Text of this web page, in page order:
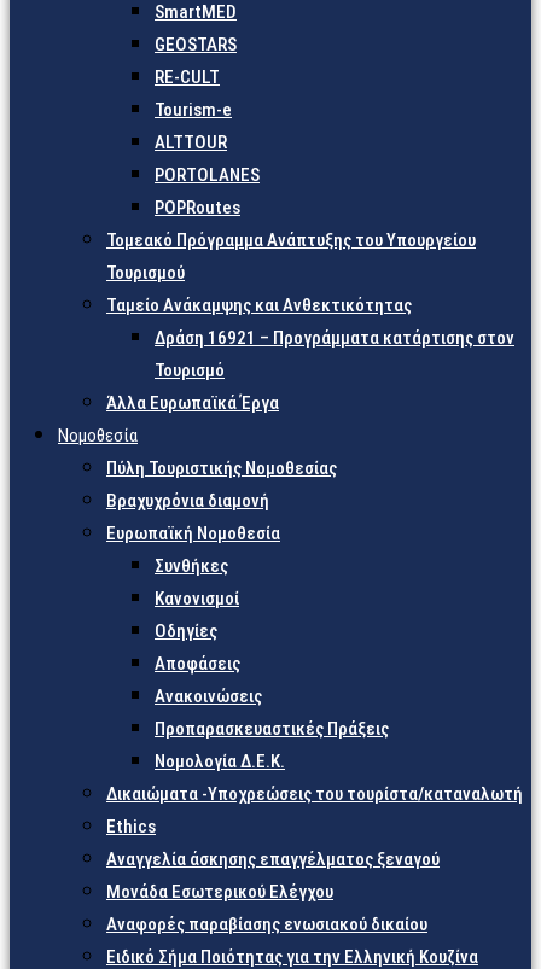
SmartMED
GEOSTARS
RE-CULT
Tourism-e
ALTTOUR
PORTOLANES
POPRoutes
Τομεακό Πρόγραμμα Ανάπτυξης του Υπουργείου
Τουρισμού
Ταμείο Ανάκαμψης και Ανθεκτικότητας
Δράση 16921 – Προγράμματα κατάρτισης στον
Τουρισμό
Άλλα Ευρωπαϊκά Έργα
Νομοθεσία
Πύλη Τουριστικής Νομοθεσίας
Βραχυχρόνια διαμονή
Ευρωπαϊκή Νομοθεσία
Συνθήκες
Κανονισμοί
Οδηγίες
Αποφάσεις
Ανακοινώσεις
Προπαρασκευαστικές Πράξεις
Νομολογία Δ.Ε.Κ.
Δικαιώματα -Υποχρεώσεις του τουρίστα/καταναλωτή
Ethics
Αναγγελία άσκησης επαγγέλματος ξεναγού
Μονάδα Εσωτερικού Ελέγχου
Αναφορές παραβίασης ενωσιακού δικαίου
Ειδικό Σήμα Ποιότητας για την Ελληνική Κουζίνα